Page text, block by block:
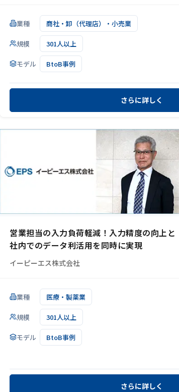
業種 商社・卸（代理店）・小売業
規模 301人以上
モデル BtoB事例
さらに詳しく
営業担当の入力負荷軽減！入力精度の向上と
社内でのデータ利活用を同時に実現
イーピーエス株式会社
業種 医療・製薬業
規模 301人以上
モデル BtoB事例
さらに詳しく